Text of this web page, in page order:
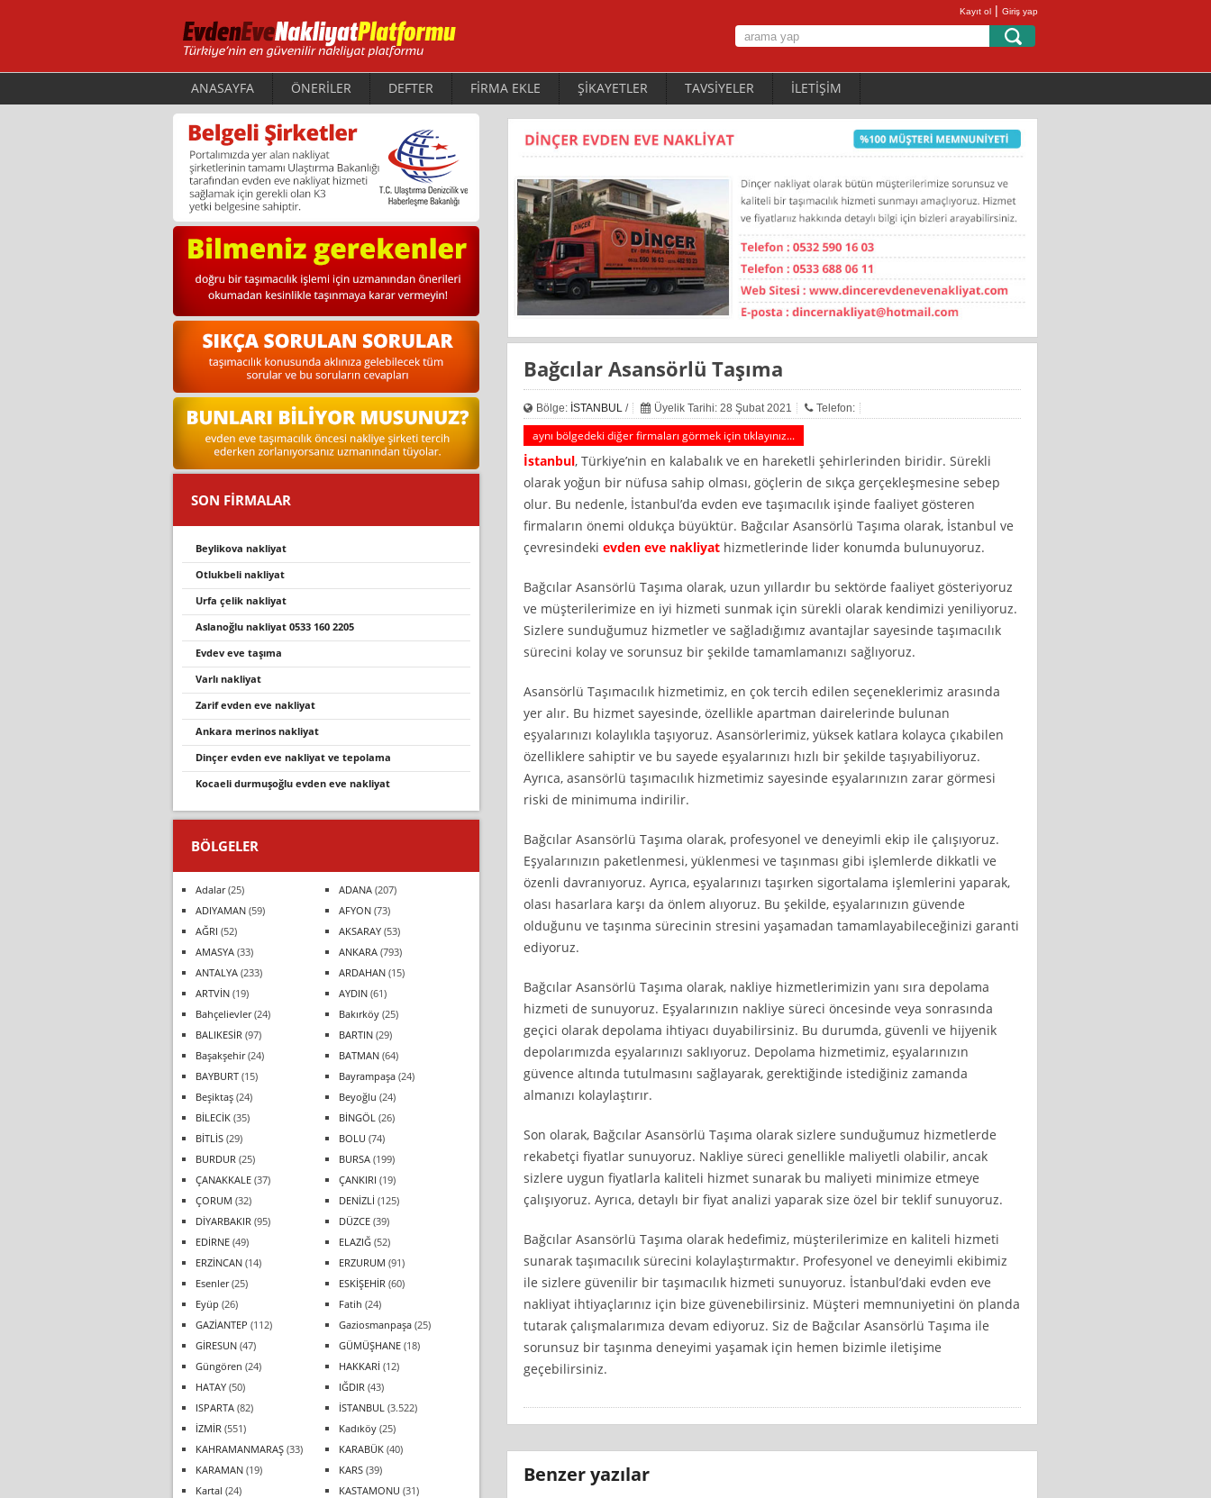
Kayıt ol | Giriş yap
ANASAYFA ÖNERİLER DEFTER FİRMA EKLE ŞİKAYETLER TAVSİYELER İLETİŞİM
Bağcılar Asansörlü Taşıma
Bölge: İSTANBUL/ Üyelik Tarihi: 28 Şubat 2021 Telefon:
aynı bölgedeki diğer firmaları görmek için tıklayınız...
İstanbul, Türkiye’nin en kalabalık ve en hareketli şehirlerinden biridir. Sürekli
olarak yoğun bir nüfusa sahip olması, göçlerin de sıkça gerçekleşmesine sebep
olur. Bu nedenle, İstanbul’da evden eve taşımacılık işinde faaliyet gösteren
firmaların önemi oldukça büyüktür. Bağcılar Asansörlü Taşıma olarak, İstanbul ve
çevresindeki evden eve nakliyathizmetlerinde lider konumda bulunuyoruz.
Bağcılar Asansörlü Taşıma olarak, uzun yıllardır bu sektörde faaliyet gösteriyoruz
ve müşterilerimize en iyi hizmeti sunmak için sürekli olarak kendimizi yeniliyoruz.
Sizlere sunduğumuz hizmetler ve sağladığımız avantajlar sayesinde taşımacılık
sürecini kolay ve sorunsuz bir şekilde tamamlamanızı sağlıyoruz.
Asansörlü Taşımacılık hizmetimiz, en çok tercih edilen seçeneklerimiz arasında
yer alır. Bu hizmet sayesinde, özellikle apartman dairelerinde bulunan
eşyalarınızı kolaylıkla taşıyoruz. Asansörlerimiz, yüksek katlara kolayca çıkabilen
özelliklere sahiptir ve bu sayede eşyalarınızı hızlı bir şekilde taşıyabiliyoruz.
Ayrıca, asansörlü taşımacılık hizmetimiz sayesinde eşyalarınızın zarar görmesi
riski de minimuma indirilir.
Bağcılar Asansörlü Taşıma olarak, profesyonel ve deneyimli ekip ile çalışıyoruz.
Eşyalarınızın paketlenmesi, yüklenmesi ve taşınması gibi işlemlerde dikkatli ve
özenli davranıyoruz. Ayrıca, eşyalarınızı taşırken sigortalama işlemlerini yaparak,
olası hasarlara karşı da önlem alıyoruz. Bu şekilde, eşyalarınızın güvende
olduğunu ve taşınma sürecinin stresini yaşamadan tamamlayabileceğinizi garanti
ediyoruz.
Bağcılar Asansörlü Taşıma olarak, nakliye hizmetlerimizin yanı sıra depolama
hizmeti de sunuyoruz. Eşyalarınızın nakliye süreci öncesinde veya sonrasında
geçici olarak depolama ihtiyacı duyabilirsiniz. Bu durumda, güvenli ve hijyenik
depolarımızda eşyalarınızı saklıyoruz. Depolama hizmetimiz, eşyalarınızın
güvence altında tutulmasını sağlayarak, gerektiğinde istediğiniz zamanda
almanızı kolaylaştırır.
Son olarak, Bağcılar Asansörlü Taşıma olarak sizlere sunduğumuz hizmetlerde
rekabetçi fiyatlar sunuyoruz. Nakliye süreci genellikle maliyetli olabilir, ancak
sizlere uygun fiyatlarla kaliteli hizmet sunarak bu maliyeti minimize etmeye
çalışıyoruz. Ayrıca, detaylı bir fiyat analizi yaparak size özel bir teklif sunuyoruz.
Bağcılar Asansörlü Taşıma olarak hedefimiz, müşterilerimize en kaliteli hizmeti
sunarak taşımacılık sürecini kolaylaştırmaktır. Profesyonel ve deneyimli ekibimiz
ile sizlere güvenilir bir taşımacılık hizmeti sunuyoruz. İstanbul’daki evden eve
nakliyat ihtiyaçlarınız için bize güvenebilirsiniz. Müşteri memnuniyetini ön planda
tutarak çalışmalarımıza devam ediyoruz. Siz de Bağcılar Asansörlü Taşıma ile
sorunsuz bir taşınma deneyimi yaşamak için hemen bizimle iletişime
geçebilirsiniz.
Benzer yazılar
SON FİRMALAR
beyli̇kova nakli̇yat
otlukbeli̇ nakli̇yat
urfa çelik nakliyat
aslanoğlu nakli̇yat 0533 160 2205
evdev eve taşıma
varli nakli̇yat
zarif evden eve nakliyat
ankara merinos nakliyat
dinçer evden eve nakliyat ve tepolama
kocaeli durmuşoğlu evden eve nakliyat
BÖLGELER
Adalar(25) ADANA (207)
ADIYAMAN (59) AFYON (73)
AĞRI (52) AKSARAY (53)
AMASYA (33) ANKARA (793)
ANTALYA (233) ARDAHAN (15)
ARTVİN (19) AYDIN (61)
Bahçelievler(24) Bakırköy (25)
BALIKESİR (97) BARTIN (29)
Başakşehir(24) BATMAN (64)
BAYBURT (15) Bayrampaşa (24)
Beşiktaş (24) Beyoğlu (24)
BİLECİK (35) BİNGÖL (26)
BİTLİS (29) BOLU (74)
BURDUR (25) BURSA (199)
ÇANAKKALE (37) ÇANKIRI (19)
ÇORUM (32) DENİZLİ (125)
DİYARBAKIR (95) DÜZCE (39)
EDİRNE (49) ELAZIĞ (52)
ERZİNCAN (14) ERZURUM (91)
Esenler(25) ESKİŞEHİR (60)
Eyüp (26) Fatih (24)
GAZİANTEP (112) Gaziosmanpaşa (25)
GİRESUN (47) GÜMÜŞHANE (18)
Güngören (24) HAKKARİ (12)
HATAY (50) IĞDIR (43)
ISPARTA (82) İSTANBUL (3.522)
İZMİR (551) Kadıköy (25)
KAHRAMANMARAŞ (33) KARABÜK (40)
KARAMAN (19) KARS (39)
Kartal (24) KASTAMONU (31)